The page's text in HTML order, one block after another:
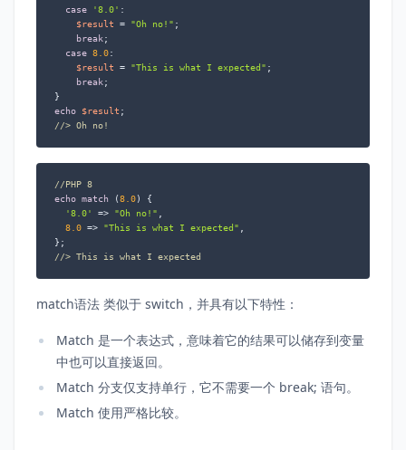
case
'8.0' :
$result = "Oh no!" ;
break ;
case 8.0:
$result = "This is what I expected" ;
break ;
echo
$result
//> Oh no!
//PHP 8
echo match (8.0) {
'8.0'
=> "Oh no!"
8.0 => "This is what I expected"
//> This is what I expected
match语法 类似于 switch，并具有以下特性：
Match 是一个表达式，意味着它的结果可以储存到变量
中也可以直接返回。
Match 分支仅支持单行，它不需要一个 break; 语句。
Match 使用严格比较。